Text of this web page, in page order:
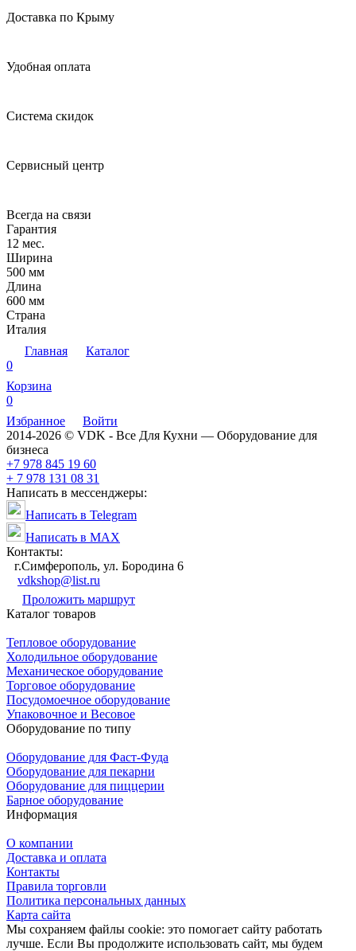
Доставка по Крыму
Удобная оплата
Система скидок
Сервисный центр
Всегда на связи
Гарантия
12 мес.
Ширина
500 мм
Длина
600 мм
Страна
Италия
Главная
Каталог
0
Корзина
0
Избранное
Войти
2014-2026 © VDK - Все Для Кухни — Оборудование для
бизнеса
+7 978 845 19 60
+ 7 978 131 08 31
Написать в мессенджеры:
Написать в Telegram
Написать в MAX
Контакты:
г.Симферополь, ул. Бородина 6
vdkshop@list.ru
Проложить маршрут
Каталог товаров
Тепловое оборудование
Холодильное оборудование
Механическое оборудование
Торговое оборудование
Посудомоечное оборудование
Упаковочное и Весовое
Оборудование по типу
Оборудование для Фаст-Фуда
Оборудование для пекарни
Оборудование для пиццерии
Барное оборудование
Информация
О компании
Доставка и оплата
Контакты
Правила торговли
Политика персональных данных
Карта сайта
Мы сохраняем файлы cookie: это помогает сайту работать
лучше. Если Вы продолжите использовать сайт, мы будем